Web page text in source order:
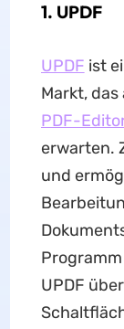
1. UPDF
UPDF ist
Markt, das
PDF-
erwarten.
und
UPDF